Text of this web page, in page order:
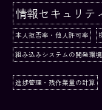
情報セキュリテ
本人拒否率・他人許可率
組み込みシステムの開発環
進捗管理・残作業量の計算